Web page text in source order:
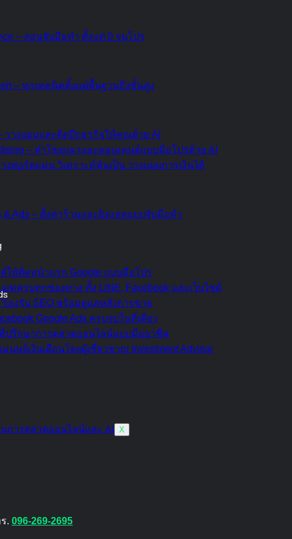
– สอนจับมือทำ ตั้งแต่ 0 จนโปร
– ทุกเทคนิคตั้งแต่พื้นฐานถึงขั้นสูง
วางแผนและติดปีกธุรกิจให้คุณด้วย AI
– ทำโฆษณาและคอนเทนต์แบบมือโปรด้วย AI
งพอร์ตแม่น วิเคราะห์หุ้นเป็น วางแผนการเงินได้
& Ads – ตั้งค่าร้านและยิงแอดแบบจับมือทำ
ต์ให้ติดหน้าแรก Google แบบมือโปร
ทครบทุกช่องทาง ทั้ง LINE, Facebook และเว็บไซต์
องรับ SEO พร้อมดูแลหลังการขาย
Google Ads ครบจบในที่เดียว
ที่ปรึกษาการตลาดออนไลน์แบบมืออาชีพ
ษย์เงินเดือนโดยผู้เชี่ยวชาญ Investment Advisor
X
. 096-269-2695